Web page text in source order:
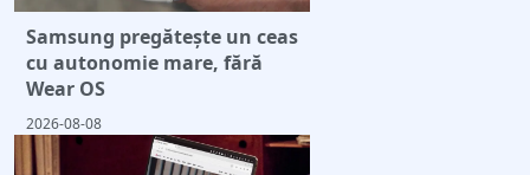
Samsung pregătește un ceas
cu autonomie mare, fără
Wear OS
2026-08-08